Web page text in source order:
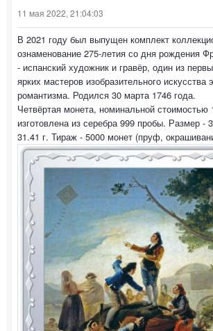
11 мая 2022, 21:04:03
В 2021 году был выпущен комплект
ознаменование 275-летия со дня рождения
- испанский художник и гравёр, один из
ярких мастеров изобразительного искусства
романтизма. Родился 30 марта 1746 года.
Четвёртая монета, номинальной стоимостью
изготовлена из серебра 999 пробы. Размер -
31.41 г. Тираж - 5000 монет (пруф,